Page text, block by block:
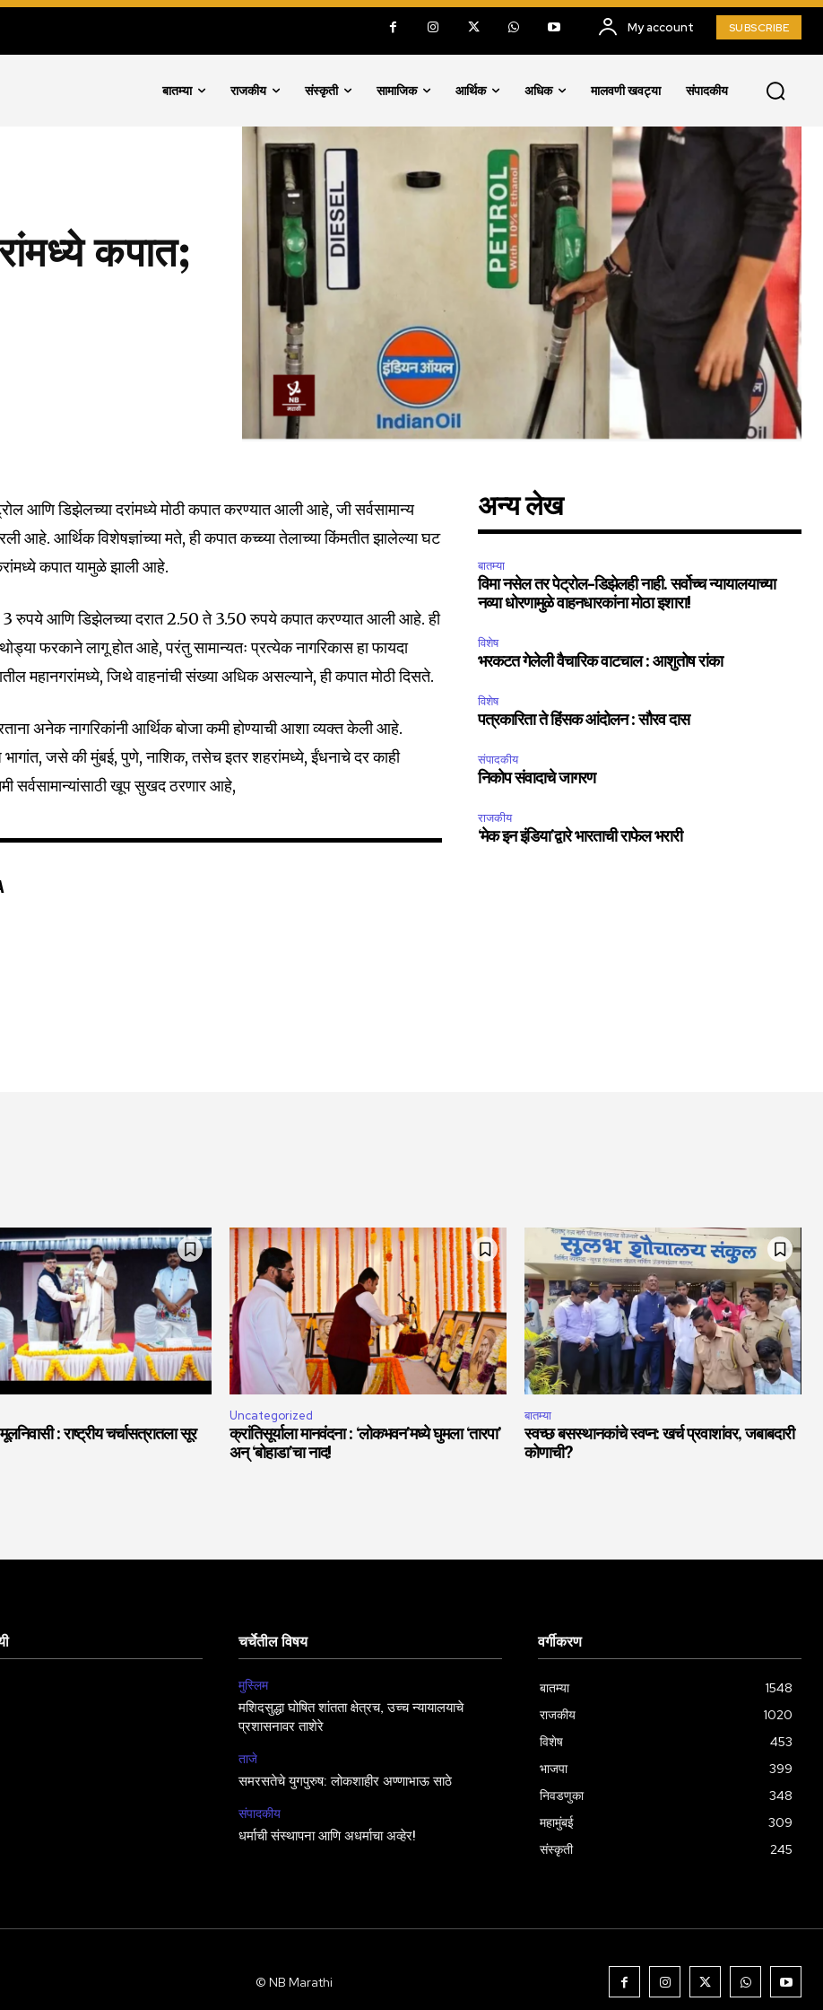
and be part
worry, we respect your privacy and
is safe with us.
SUBSCRIBE
I've read and accept the
32,111 75
Followers
My account SUBSCRIBE
बातम्या राजकीय संस्कृती सामाजिक आर्थिक अधिक मालवणी खवट्या संपादकीय
कपात;
आणि डिझेलच्या दरांमध्ये मोठी कपात करण्यात आली आहे, जी सर्वसामान्य
आहे. आर्थिक विशेषज्ञांच्या मते, ही कपात कच्च्या तेलाच्या किंमतीत झालेल्या घट
कपात यामुळे झाली आहे.
3 रुपये आणि डिझेलच्या दरात 2.50 ते 3.50 रुपये कपात करण्यात आली आहे. ही
थोड्या फरकाने लागू होत आहे, परंतु सामान्यतः प्रत्येक नागरिकास हा फायदा
महानगरांमध्ये, जिथे वाहनांची संख्या अधिक असल्याने, ही कपात मोठी दिसते.
अनेक नागरिकांनी आर्थिक बोजा कमी होण्याची आशा व्यक्त केली आहे.
भागांत, जसे की मुंबई, पुणे, नाशिक, तसेच इतर शहरांमध्ये, ईंधनाचे दर काही
सर्वसामान्यांसाठी खूप सुखद ठरणार आहे,
अन्य लेख
बातम्या
विमा नसेल तर पेट्रोल-डिझेलही नाही. सर्वोच्च न्यायालयाच्या
नव्या धोरणामुळे वाहनधारकांना मोठा इशारा!
विशेष
भरकटत गेलेली वैचारिक वाटचाल : आशुतोष रांका
विशेष
पत्रकारिता ते हिंसक आंदोलन : सौरव दास
संपादकीय
निकोप संवादाचे जागरण
राजकीय
‘मेक इन इंडिया’द्वारे भारताची राफेल भरारी
: राष्ट्रीय चर्चासत्रातला सूर
Uncategorized
क्रांतिसूर्याला मानवंदना : ‘लोकभवन’मध्ये घुमला ‘तारपा’
अन् ‘बोहाडा’चा नाद!
बातम्या
स्वच्छ बसस्थानकांचे स्वप्न: खर्च प्रवाशांवर, जबाबदारी
कोणाची?
चर्चेतील विषय
मुस्लिम
मशिदसुद्धा घोषित शांतता क्षेत्रच, उच्च न्यायालयाचे
प्रशासनावर ताशेरे
ताजे
समरसतेचे युगपुरुष: लोकशाहीर अण्णाभाऊ साठे
संपादकीय
धर्माची संस्थापना आणि अधर्माचा अव्हेर!
वर्गीकरण
बातम्या
1548
राजकीय
1020
विशेष
453
भाजपा
399
निवडणुका
348
महामुंबई
309
संस्कृती
245
© NB Marathi